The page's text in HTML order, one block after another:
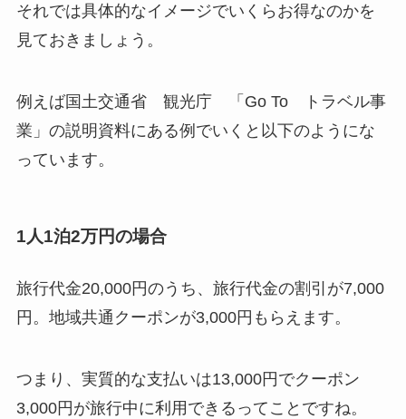
それでは具体的なイメージでいくらお得なのかを
見ておきましょう。
例えば国土交通省 観光庁 「Go To トラベル事
業」の説明資料にある例でいくと以下のようにな
っています。
1人1泊2万円の場合
旅行代金20,000円のうち、旅行代金の割引が7,000
円。地域共通クーポンが3,000円もらえます。
つまり、実質的な支払いは13,000円でクーポン
3,000円が旅行中に利用できるってことですね。